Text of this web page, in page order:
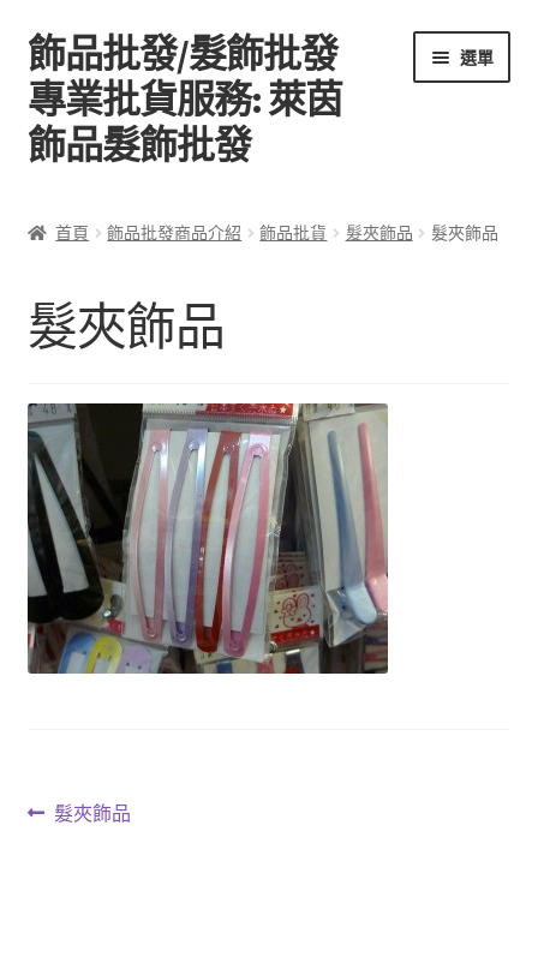
跳
至
導
覽
列
跳
至
主
要
內
飾品批發/髮飾批發
專業批貨服務: 萊茵
飾品髮飾批發
選單
飾品批發商品介紹
首頁 飾品批發商品介紹 飾品批貨 髮夾飾品 髮夾飾品
髮夾飾品
文上
髮夾飾品